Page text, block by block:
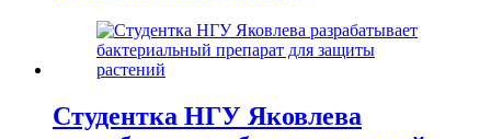
Студентка НГУ Яковлева